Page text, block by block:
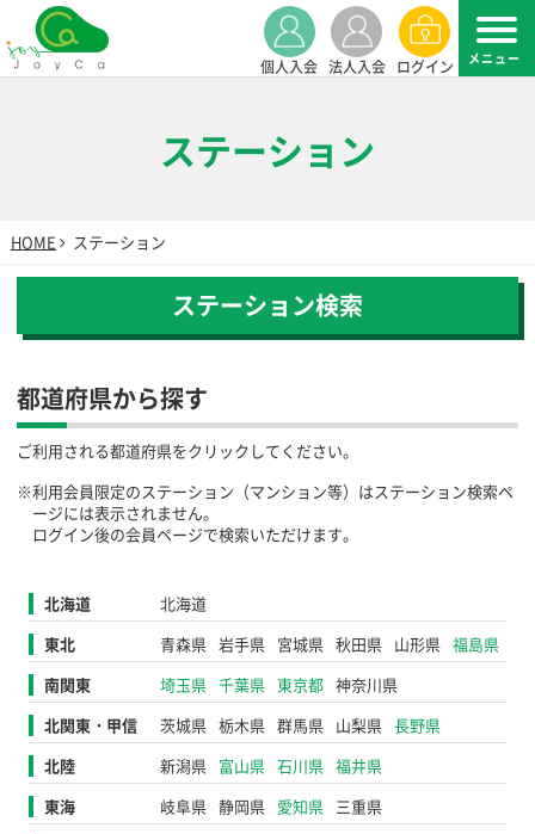
個人入会 法人入会 ログイン
ステーション
HOME ステーション
ステーション検索
都道府県から探す
ご利用される都道府県をクリックしてください。
※利用会員限定のステーション（マンション等）はステーション検索ペ
ージには表示されません。
ログイン後の会員ページで検索いただけます。
北海道
北海道
東北
青森県 岩手県 宮城県 秋田県 山形県 福島県
南関東
埼玉県 千葉県 東京都 神奈川県
北関東・甲信
茨城県 栃木県 群馬県 山梨県 長野県
北陸
新潟県 富山県 石川県 福井県
東海
岐阜県 静岡県 愛知県 三重県